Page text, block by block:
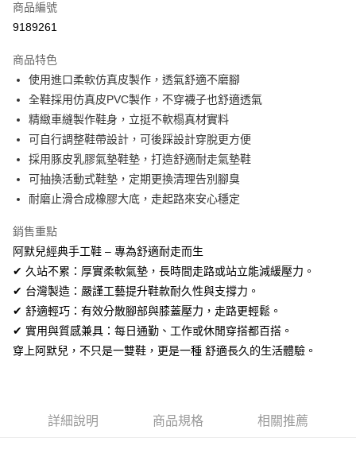
信用卡分期付款
合作金庫商業銀行
華南商業銀行
彰化商業銀行
上海商業儲蓄銀行
台北富邦商業銀行
國泰世華商業銀行
兆豐國際商業銀行
臺灣中小企業銀行
台中商業銀行
匯豐（台灣）商業銀行
華泰商業銀行
聯邦商業銀行
遠東國際商業銀行
元大商業銀行
永豐商業銀行
玉山商業銀行
星展（台灣）商業銀行
台灣樂天信用卡公司
超商取貨付款
LINE Pay
Apple Pay
街口支付
全盈+PAY
AFTEE先享後付
相關說明
【關於「AFTEE先享後付」】
AFTEE先享後付是「在收到商品之後才付款」的支付方式。 讓您購物簡單
便利好安心！
１．簡單：不需註冊會員、不需綁卡、不需儲值。
【「AFTEE先享後付」結帳流程】
１．於結帳方式選擇「AFTEE先享後付」後，將跳轉至「AFTEE先享後付」
ATM付款
每筆NT$60，滿NT$1,380(含以上)免運費
商品編號
9189261
商品特色
使用進口柔軟仿真皮製作，透氣舒適不磨腳
全鞋採用仿真皮PVC製作，不穿襪子也舒適透氣
精緻車縫製作鞋身，立挺不軟榻真材實料
可自行調整鞋帶設計，可後踩設計穿脫更方便
採用豚皮乳膠氣墊鞋墊，打造舒適耐走氣墊鞋
可抽換活動式鞋墊，定期更換清理告別腳臭
耐磨止滑合成橡膠大底，走起路來安心穩定
銷售重點
阿默兒經典手工鞋 – 專為舒適耐走而生
✔ 久站不累：厚實柔軟氣墊，長時間走路或站立能減緩壓力。
✔ 台灣製造：嚴謹工藝提升鞋款耐久性與支撐力。
✔ 舒適輕巧：有效分散腳部與膝蓋壓力，走路更輕鬆。
✔ 實用與質感兼具：每日通勤、工作或休閒穿搭都百搭。
穿上阿默兒，不只是一雙鞋，更是一種 舒適長久的生活體驗。
詳細說明 商品規格 相關推薦